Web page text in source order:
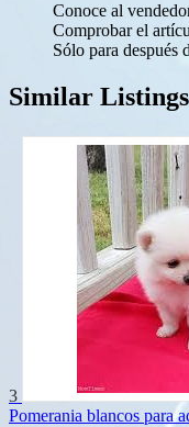
Conoce al
Comprobar el
Sólo para después
Similar Listings
3
Pomerania blancos para